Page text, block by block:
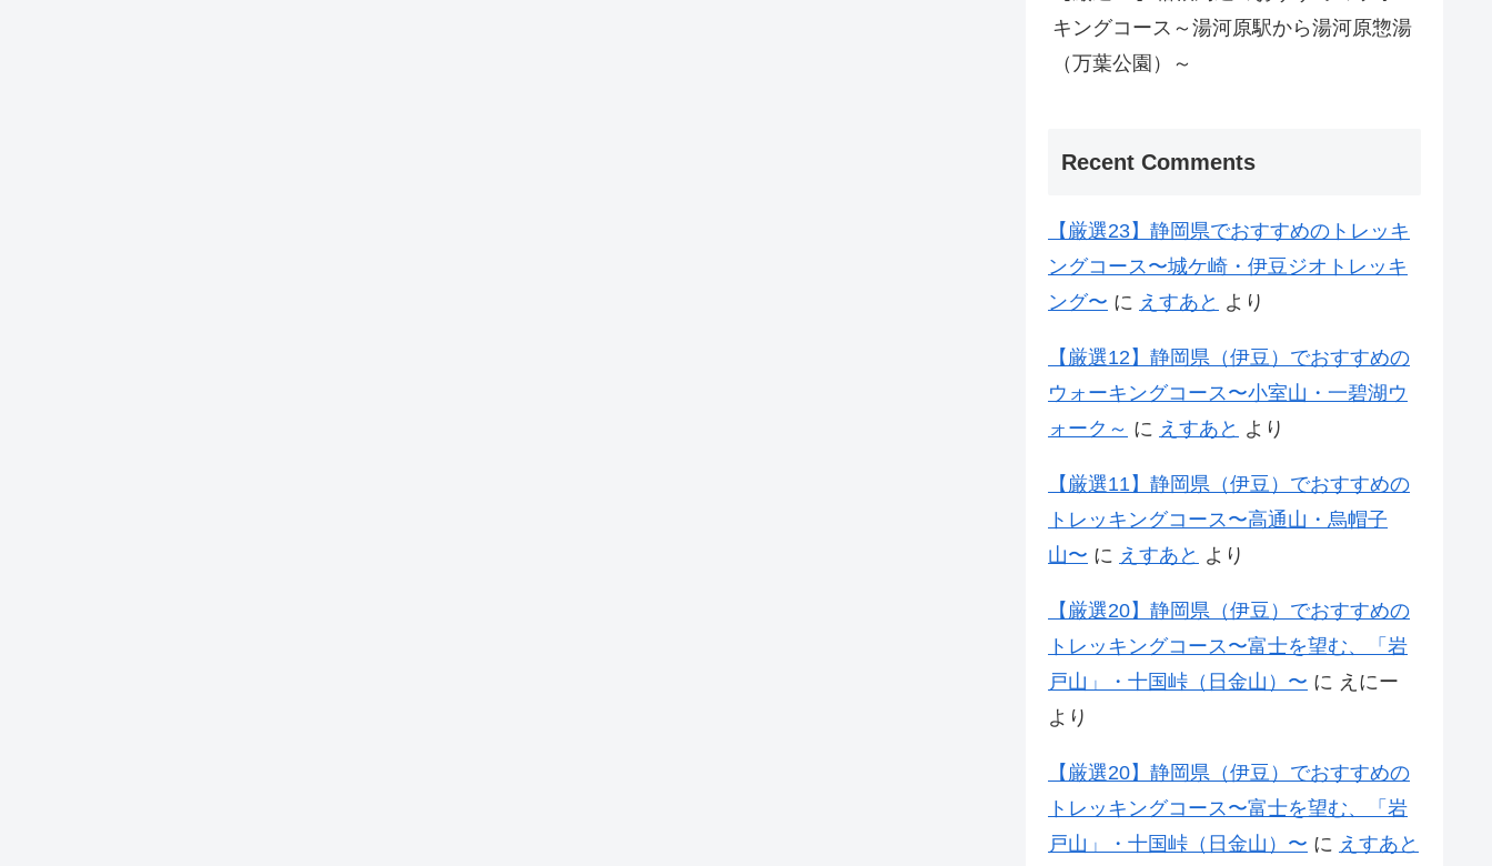
キングコース～湯河原駅から湯河原惣湯
（万葉公園）～
Recent Comments
【厳選23】静岡県でおすすめのトレッキ
ングコース〜城ケ崎・伊豆ジオトレッキ
ング〜 に えすあと より
【厳選12】静岡県（伊豆）でおすすめの
ウォーキングコース〜小室山・一碧湖ウ
ォーク～ に えすあと より
【厳選11】静岡県（伊豆）でおすすめの
トレッキングコース〜高通山・烏帽子
山〜 に えすあと より
【厳選20】静岡県（伊豆）でおすすめの
トレッキングコース〜富士を望む、「岩
戸山」・十国峠（日金山）〜 に えにー
より
【厳選20】静岡県（伊豆）でおすすめの
トレッキングコース〜富士を望む、「岩
戸山」・十国峠（日金山）〜 に えすあと